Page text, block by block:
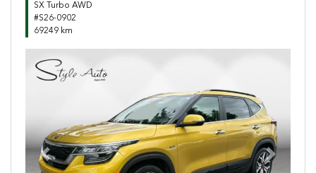
SX Turbo AWD
#S26-0902
69249 km
Previous Next